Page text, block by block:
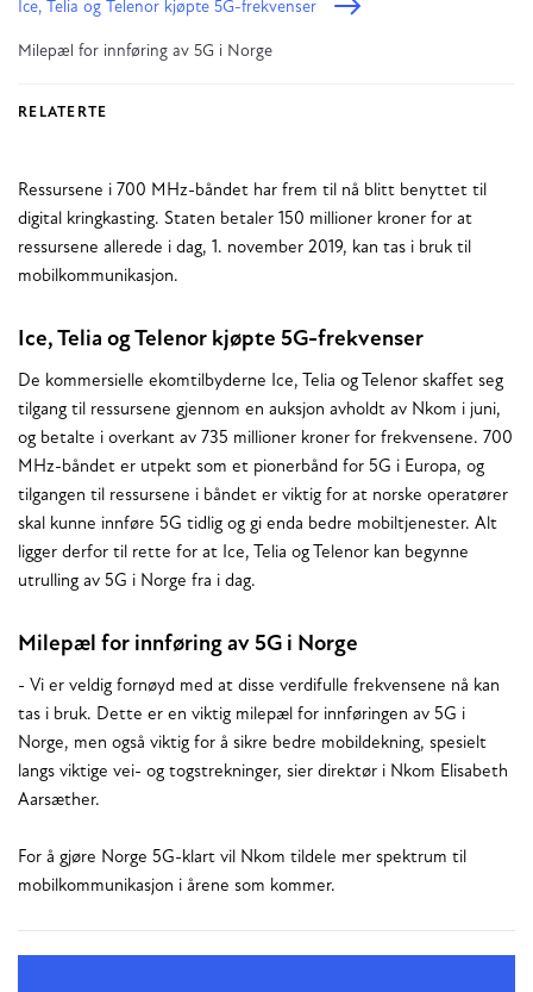
Ice, Telia og Telenor kjøpte 5G-frekvenser
Milepæl for innføring av 5G i Norge
RELATERTE
Ressursene i 700 MHz-båndet har frem til nå blitt benyttet til
digital kringkasting. Staten betaler 150 millioner kroner for at
ressursene allerede i dag, 1. november 2019, kan tas i bruk til
mobilkommunikasjon.
Ice, Telia og Telenor kjøpte 5G-frekvenser
De kommersielle ekomtilbyderne Ice, Telia og Telenor skaffet seg
tilgang til ressursene gjennom en auksjon avholdt av Nkom i juni,
og betalte i overkant av 735 millioner kroner for frekvensene. 700
MHz-båndet er utpekt som et pionerbånd for 5G i Europa, og
tilgangen til ressursene i båndet er viktig for at norske operatører
skal kunne innføre 5G tidlig og gi enda bedre mobiltjenester. Alt
ligger derfor til rette for at Ice, Telia og Telenor kan begynne
utrulling av 5G i Norge fra i dag.
Milepæl for innføring av 5G i Norge
- Vi er veldig fornøyd med at disse verdifulle frekvensene nå kan
tas i bruk. Dette er en viktig milepæl for innføringen av 5G i
Norge, men også viktig for å sikre bedre mobildekning, spesielt
langs viktige vei- og togstrekninger, sier direktør i Nkom Elisabeth
Aarsæther.
For å gjøre Norge 5G-klart vil Nkom tildele mer spektrum til
mobilkommunikasjon i årene som kommer.